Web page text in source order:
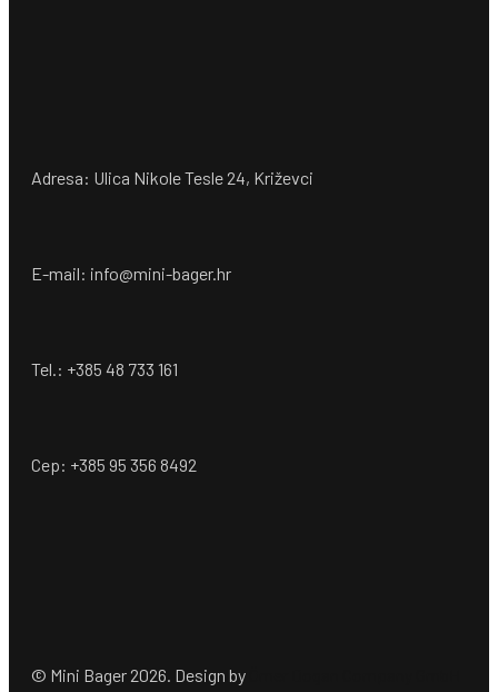
Adresa: Ulica Nikole Tesle 24, Križevci
E-mail: info@mini-bager.hr
Tel.: +385 48 733 161
Cep: +385 95 356 8492
© Mini Bager 2026. Design by